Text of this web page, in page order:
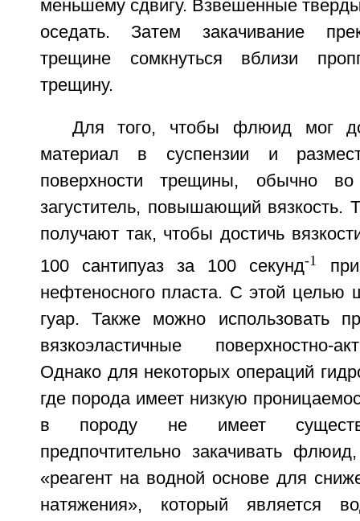
меньшему сдвигу. Взвешенные
оседать. Затем закачивание
трещине сомкнуться вблизи
трещину.
Для того, чтобы флюид мог
материал в суспензии и
поверхности трещины, обычно
загуститель, повышающий вязкость.
получают так, чтобы достичь
100 сантипуаз за 100 секунд-1
нефтеносного пласта. С этой целью
гуар. Также можно использовать
вязкоэластичные поверхностно-
Однако для некоторых операций
где порода имеет низкую
в породу не имеет
предпочтительно закачивать
«реагент на водной основе для
натяжения», который является